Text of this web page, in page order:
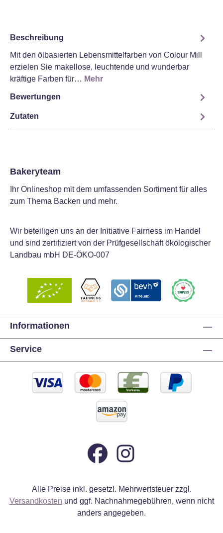
Beschreibung
Mit den ölbasierten Lebensmittelfarben von Colour Mill
erzielen Sie makellose, leuchtende und wunderbar
kräftige Farben für… Mehr
Bewertungen
Zutaten
Bakeryteam
Ihr Onlineshop mit dem umfassenden Sortiment für alles
zum Thema Backen und mehr.
Wir beteiligen uns an der Initiative Fairness im Handel
und sind zertifiziert von der Prüfgesellschaft ökologischer
Landbau mbH DE-ÖKO-007
Informationen
Service
Alle Preise inkl. gesetzl. Mehrwertsteuer zzgl.
Versandkosten und ggf. Nachnahmegebühren, wenn nicht
anders angegeben.